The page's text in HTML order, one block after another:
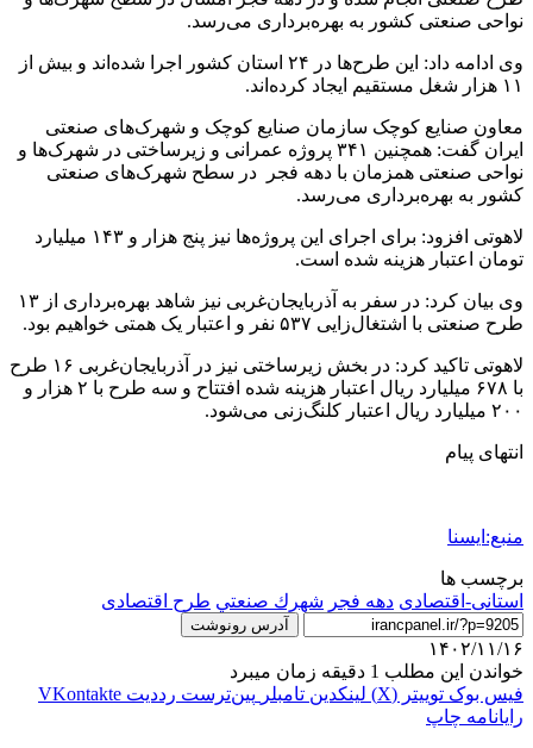
نواحی صنعتی کشور به بهره‌برداری می‌رسد.
وی ادامه داد: این طرح‌ها در ۲۴ استان کشور اجرا شده‌اند و بیش از
۱۱ هزار شغل مستقیم ایجاد کرده‌اند.
معاون صنایع کوچک سازمان صنایع کوچک و شهرک‌های صنعتی
ایران گفت: همچنین ۳۴۱ پروژه عمرانی و زیرساختی در شهرک‌ها و
نواحی صنعتی همزمان با دهه فجر در سطح شهرک‌های صنعتی
کشور به بهره‌برداری می‌رسد.
لاهوتی افزود: برای اجرای این پروژه‌ها نیز پنج هزار و ۱۴۳ میلیارد
تومان اعتبار هزینه شده است.
وی بیان کرد: در سفر به آذربایجان‌غربی نیز شاهد بهره‌برداری از ۱۳
طرح صنعتی با اشتغال‌زایی ۵۳۷ نفر و اعتبار یک همتی خواهیم بود.
لاهوتی تاکید کرد: در بخش زیرساختی نیز در آذربایجان‌غربی ۱۶ طرح
با ۶۷۸ میلیارد ریال اعتبار هزینه شده افتتاح و سه طرح با ۲ هزار و
۲۰۰ میلیارد ریال اعتبار کلنگ‌زنی می‌شود.
انتهای پیام
منبع:ایسنا
برچسب ها
استانی-اقتصادی دهه فجر شهرك صنعتي طرح اقتصادی
آدرس رونوشت
۱۴۰۲/۱۱/۱۶
خواندن این مطلب 1 دقیقه زمان میبرد
فیس بوک توییتر (X) لینکدین ‫تامبلر ‫پین‌ترست ‫رددیت ‫VKontakte
رایانامه چاپ